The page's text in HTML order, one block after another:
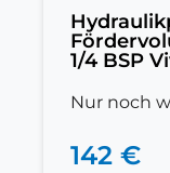
1/4 BSP
Nur noch
142 €